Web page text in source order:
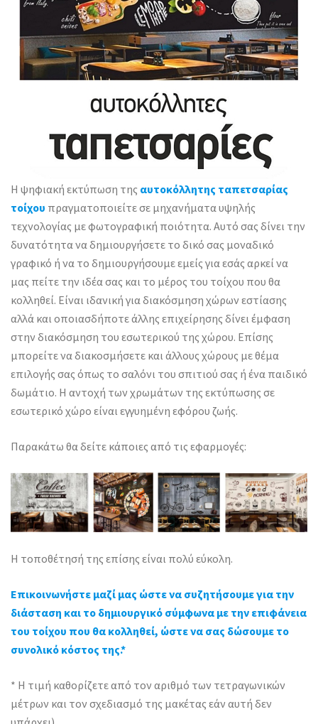
Η ψηφιακή εκτύπωση της αυτοκόλλητης ταπετσαρίας
τοίχου πραγματοποιείτε σε μηχανήματα υψηλής
τεχνολογίας με φωτογραφική ποιότητα. Αυτό σας δίνει την
δυνατότητα να δημιουργήσετε το δικό σας μοναδικό
γραφικό ή να το δημιουργήσουμε εμείς για εσάς αρκεί να
μας πείτε την ιδέα σας και το μέρος του τοίχου που θα
κολληθεί. Είναι ιδανική για διακόσμηση χώρων εστίασης
αλλά και οποιασδήποτε άλλης επιχείρησης δίνει έμφαση
στην διακόσμηση του εσωτερικού της χώρου. Επίσης
μπορείτε να διακοσμήσετε και άλλους χώρους με θέμα
επιλογής σας όπως το σαλόνι του σπιτιού σας ή ένα παιδικό
δωμάτιο. Η αντοχή των χρωμάτων της εκτύπωσης σε
εσωτερικό χώρο είναι εγγυημένη εφόρου ζωής.
Παρακάτω θα δείτε κάποιες από τις εφαρμογές:
Η τοποθέτησή της επίσης είναι πολύ εύκολη.
Επικοινωνήστε μαζί μας ώστε να συζητήσουμε για την
διάσταση και το δημιουργικό σύμφωνα με την επιφάνεια
του τοίχου που θα κολληθεί, ώστε να σας δώσουμε το
συνολικό κόστος της.*
* Η τιμή καθορίζετε από τον αριθμό των τετραγωνικών
μέτρων και τον σχεδιασμό της μακέτας εάν αυτή δεν